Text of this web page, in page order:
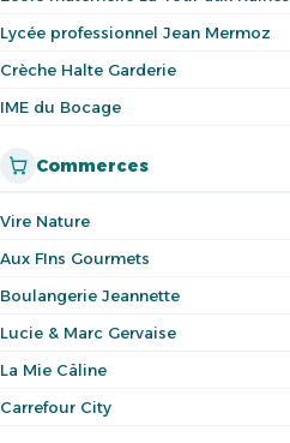
Lycée professionnel Jean Mermoz
Crèche Halte Garderie
IME du Bocage
Commerces
Vire Nature
Aux FIns Gourmets
Boulangerie Jeannette
Lucie & Marc Gervaise
La Mie Câline
Carrefour City